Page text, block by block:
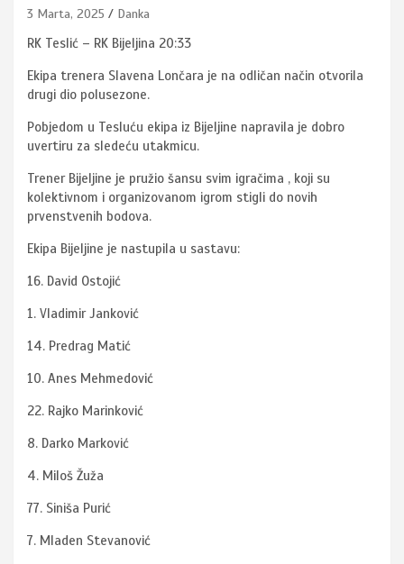
3 Marta, 2025 Danka
RK Teslić – RK Bijeljina 20:33
Ekipa trenera Slavena Lončara je na odličan način otvorila
drugi dio polusezone.
Pobjedom u Tesluću ekipa iz Bijeljine napravila je dobro
uvertiru za sledeću utakmicu.
Trener Bijeljine je pružio šansu svim igračima , koji su
kolektivnom i organizovanom igrom stigli do novih
prvenstvenih bodova.
Ekipa Bijeljine je nastupila u sastavu:
16. David Ostojić
1. Vladimir Janković
14. Predrag Matić
10. Anes Mehmedović
22. Rajko Marinković
8. Darko Marković
4. Miloš Žuža
77. Siniša Purić
7. Mladen Stevanović